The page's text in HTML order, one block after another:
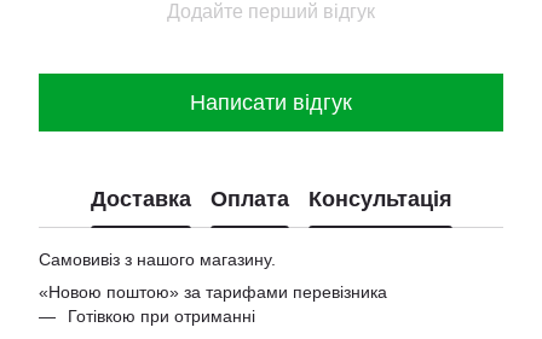
Додайте перший відгук
Написати відгук
Доставка Оплата Консультація
Самовивіз з нашого магазину.
«Новою поштою» за тарифами перевізника
Готівкою при отриманні